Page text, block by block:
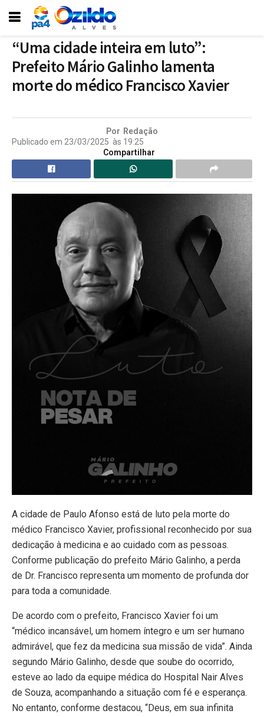
“Uma cidade inteira em luto”:
Prefeito Mário Galinho lamenta
morte do médico Francisco Xavier
Por Redação
Publicado em 23/03/2025 às 19:25
Compartilhar
A cidade de Paulo Afonso está de luto pela morte do
médico Francisco Xavier, profissional reconhecido por sua
dedicação à medicina e ao cuidado com as pessoas.
Conforme publicação do prefeito Mário Galinho, a perda
de Dr. Francisco representa um momento de profunda dor
para toda a comunidade.
De acordo com o prefeito, Francisco Xavier foi um
“médico incansável, um homem íntegro e um ser humano
admirável, que fez da medicina sua missão de vida”. Ainda
segundo Mário Galinho, desde que soube do ocorrido,
esteve ao lado da equipe médica do Hospital Nair Alves
de Souza, acompanhando a situação com fé e esperança.
No entanto, conforme destacou, “Deus, em sua infinita